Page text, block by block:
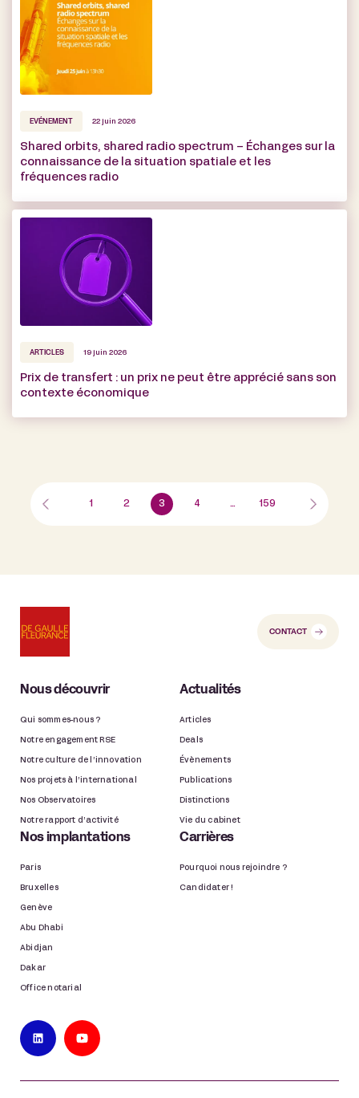
EVÉNEMENT 22 juin 2026
Shared orbits, shared radio spectrum – Échanges sur la
connaissance de la situation spatiale et les
fréquences radio
ARTICLES 19 juin 2026
Prix de transfert : un prix ne peut être apprécié sans son
contexte économique
1 2 3 4 … 159
CONTACT
Nous découvrir
Qui sommes-nous ?
Notre engagement RSE
Notre culture de l’innovation
Nos projets à l’international
Nos Observatoires
Notre rapport d’activité
Actualités
Articles
Deals
Évènements
Publications
Distinctions
Vie du cabinet
Nos implantations
Paris
Bruxelles
Genève
Abu Dhabi
Abidjan
Dakar
Office notarial
Carrières
Pourquoi nous rejoindre ?
Candidater !